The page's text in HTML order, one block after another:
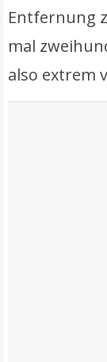
Entfernung
mal
also extrem